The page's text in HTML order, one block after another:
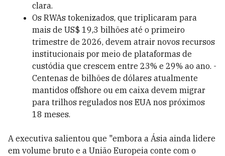
clara.
Os RWAs tokenizados, que triplicaram para
mais de US$ 19,3 bilhões até o primeiro
trimestre de 2026, devem atrair novos recursos
institucionais por meio de plataformas de
custódia que crescem entre 23% e 29% ao ano. -
Centenas de bilhões de dólares atualmente
mantidos offshore ou em caixa devem migrar
para trilhos regulados nos EUA nos próximos
18 meses.
A executiva salientou que "embora a Ásia ainda lidere
em volume bruto e a União Europeia conte com o